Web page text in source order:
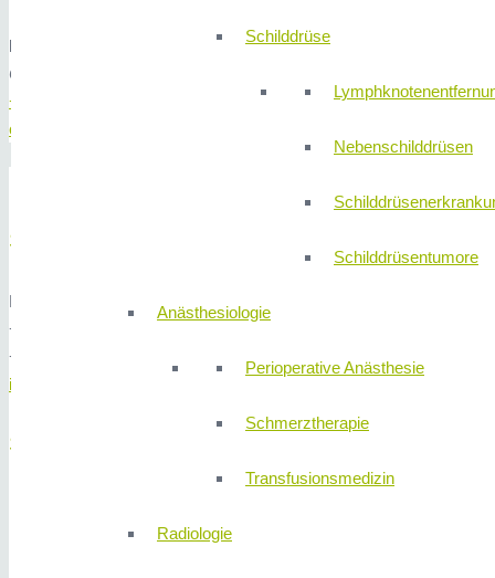
Schilddrüse
Nebenschilddrüsen
Schilddrüsentumore
Anästhesiologie
Perioperative Anästhesie
Schmerztherapie
Transfusionsmedizin
Radiologie
Oberärztin der Inneren Medizin
+49 (0) 911 580 68 – 4305
calina.librimir@310klinik.com
Sekretariat Innere Medizin
Neumeyerstraße 46 -48, 90411 Nürnberg
+49 (0) 911 / 580 68 4300
+49 (0) 911 / 580 68 4350
innere@310klinik.com
SPRECHZEITEN
08:00 – 17:00 Uhr